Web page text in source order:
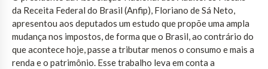
da Receita Federal do Brasil (Anfip), Floriano de Sá Neto,
apresentou aos deputados um estudo que propõe uma ampla
mudança nos impostos, de forma que o Brasil, ao contrário do
que acontece hoje, passe a tributar menos o consumo e mais a
renda e o patrimônio. Esse trabalho leva em conta a